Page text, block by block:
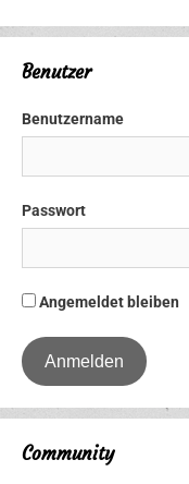
Benutzer
Benutzername
Passwort
Angemeldet bleiben
Community